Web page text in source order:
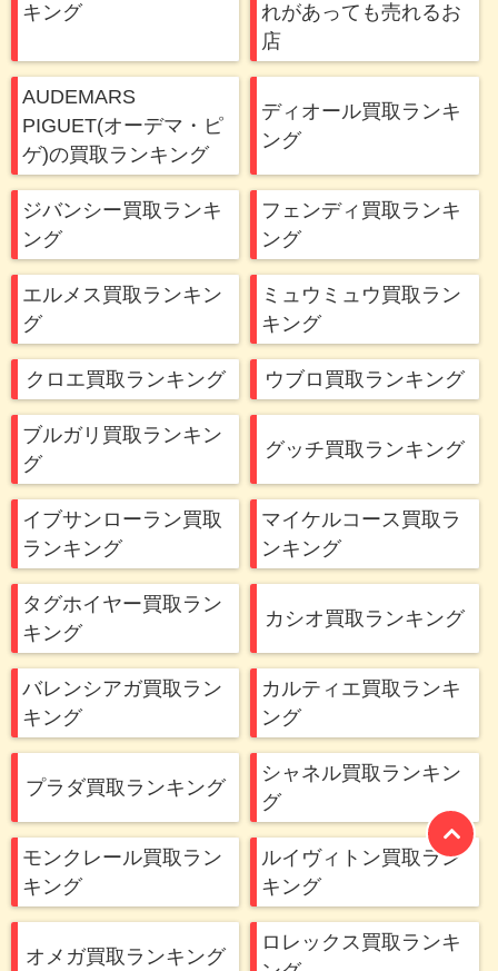
キング
れがあっても売れるお
店
AUDEMARS
PIGUET(オーデマ・ピ
ゲ)の買取ランキング
ディオール買取ランキ
ング
ジバンシー買取ランキ
ング
フェンディ買取ランキ
ング
エルメス買取ランキン
グ
ミュウミュウ買取ラン
キング
クロエ買取ランキング ウブロ買取ランキング
ブルガリ買取ランキン
グ
グッチ買取ランキング
イブサンローラン買取
ランキング
マイケルコース買取ラ
ンキング
タグホイヤー買取ラン
キング
カシオ買取ランキング
バレンシアガ買取ラン
キング
カルティエ買取ランキ
ング
プラダ買取ランキング
シャネル買取ランキン
グ
モンクレール買取ラン
キング
ルイヴィトン買取ラン
キング
オメガ買取ランキング
ロレックス買取ランキ